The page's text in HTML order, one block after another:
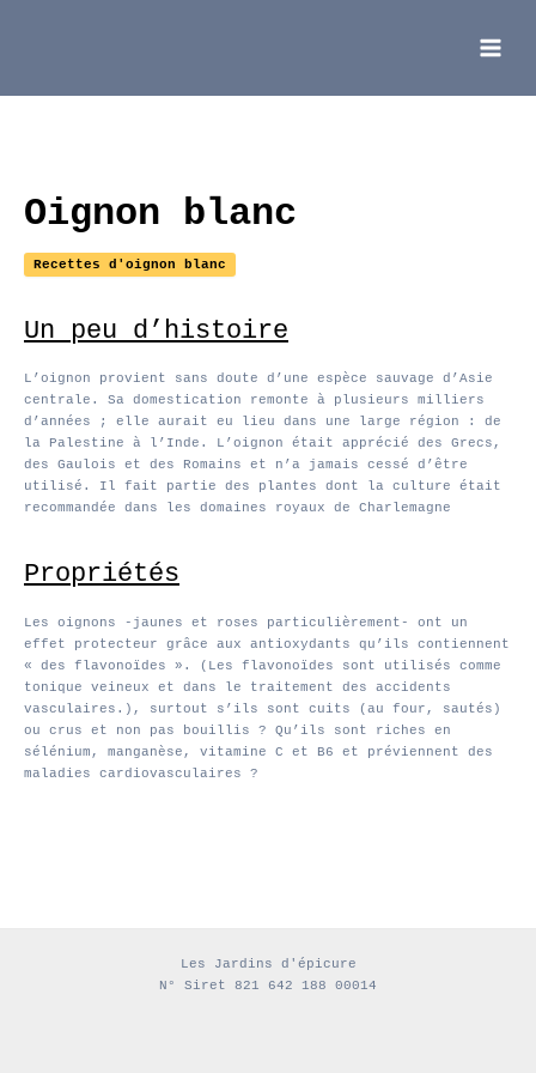
Main
Menu
Oignon blanc
Recettes d'oignon blanc
Un peu d’histoire
L’oignon provient sans doute d’une espèce sauvage d’Asie
centrale. Sa domestication remonte à plusieurs milliers
d’années ; elle aurait eu lieu dans une large région : de
la Palestine à l’Inde. L’oignon était apprécié des Grecs,
des Gaulois et des Romains et n’a jamais cessé d’être
utilisé. Il fait partie des plantes dont la culture était
recommandée dans les domaines royaux de Charlemagne
Propriétés
Les oignons -jaunes et roses particulièrement- ont un
effet protecteur grâce aux antioxydants qu’ils contiennent
« des flavonoïdes ». (Les flavonoïdes sont utilisés comme
tonique veineux et dans le traitement des accidents
vasculaires.), surtout s’ils sont cuits (au four, sautés)
ou crus et non pas bouillis ? Qu’ils sont riches en
sélénium, manganèse, vitamine C et B6 et préviennent des
maladies cardiovasculaires ?
Les Jardins d'épicure
N° Siret 821 642 188 00014